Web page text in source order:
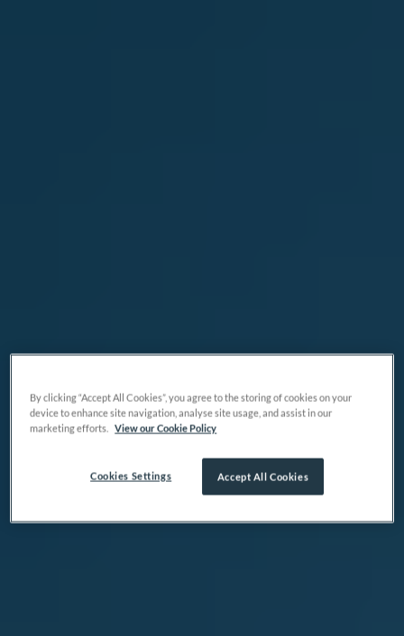
By clicking “Accept All Cookies”, you agree to the storing of cookies on your
device to enhance site navigation, analyse site usage, and assist in our
marketing efforts.
View our Cookie Policy
Accept All Cookies
Cookies Settings